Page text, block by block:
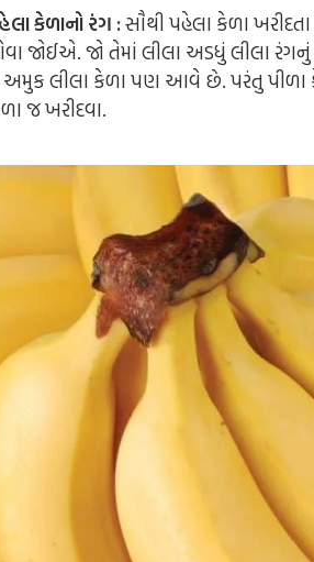
કેળાનો રંગ :સૌથી પહેલા કેળા
જોઈએ. જો તેમાં લીલા અડધું લીલા
લીલા કેળા પણ આવે છે. પરંતુ પીળા
જ ખરીદવા.